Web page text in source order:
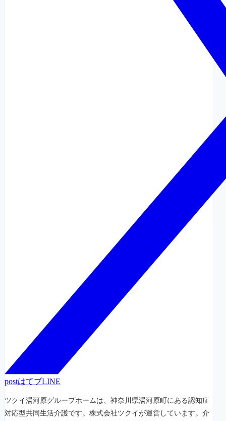
postはてブLINE
ツクイ湯河原グループホームは、神奈川県湯河原町にある認知症
対応型共同生活介護です。株式会社ツクイが運営しています。介